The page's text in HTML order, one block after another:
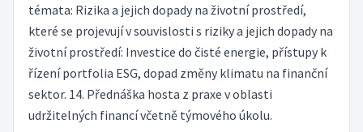
témata: Rizika a jejich dopady na životní prostředí,
které se projevují v souvislosti s riziky a jejich dopady na
životní prostředí: Investice do čisté energie, přístupy k
řízení portfolia ESG, dopad změny klimatu na finanční
sektor. 14. Přednáška hosta z praxe v oblasti
udržitelných financí včetně týmového úkolu.